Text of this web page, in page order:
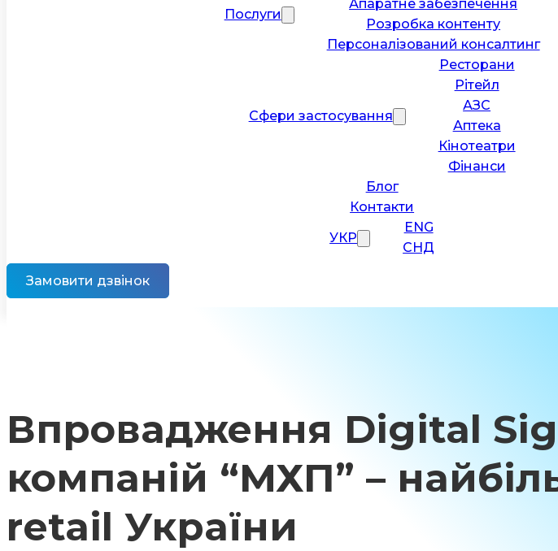
Послуги
Апаратне забезпечення
Розробка контенту
Персоналізований консалтинг
Сфери застосування
Ресторани
Рітейл
АЗС
Аптека
Кінотеатри
Фінанси
Блог
Контакти
УКР
ENG
СНД
Замовити дзвінок
Впровадження Digital
компаній “МХП” –
retail України